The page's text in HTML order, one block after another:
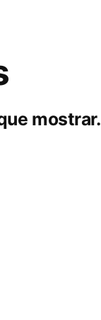
mostrar.